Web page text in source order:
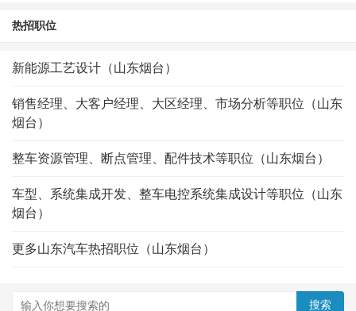
热招职位
新能源工艺设计（山东烟台）
销售经理、大客户经理、大区经理、市场分析等职位（山东
烟台）
整车资源管理、断点管理、配件技术等职位（山东烟台）
车型、系统集成开发、整车电控系统集成设计等职位（山东
烟台）
更多山东汽车热招职位（山东烟台）